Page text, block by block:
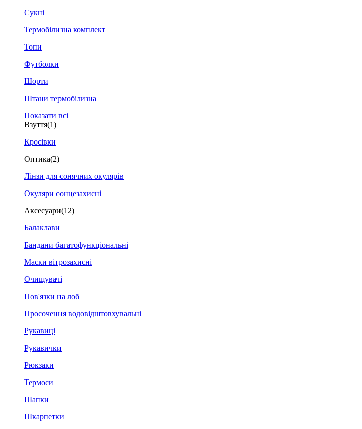
Сукні
Термобілизна комплект
Топи
Футболки
Шорти
Штани термобілизна
Показати всі
Взуття(1)
Кросівки
Оптика(2)
Лінзи для сонячних окулярів
Окуляри сонцезахисні
Аксесуари(12)
Балаклави
Бандани багатофункціональні
Маски вітрозахисні
Очищувачі
Пов'язки на лоб
Просочення водовідштовхувальні
Рукавиці
Рукавички
Рюкзаки
Термоси
Шапки
Шкарпетки